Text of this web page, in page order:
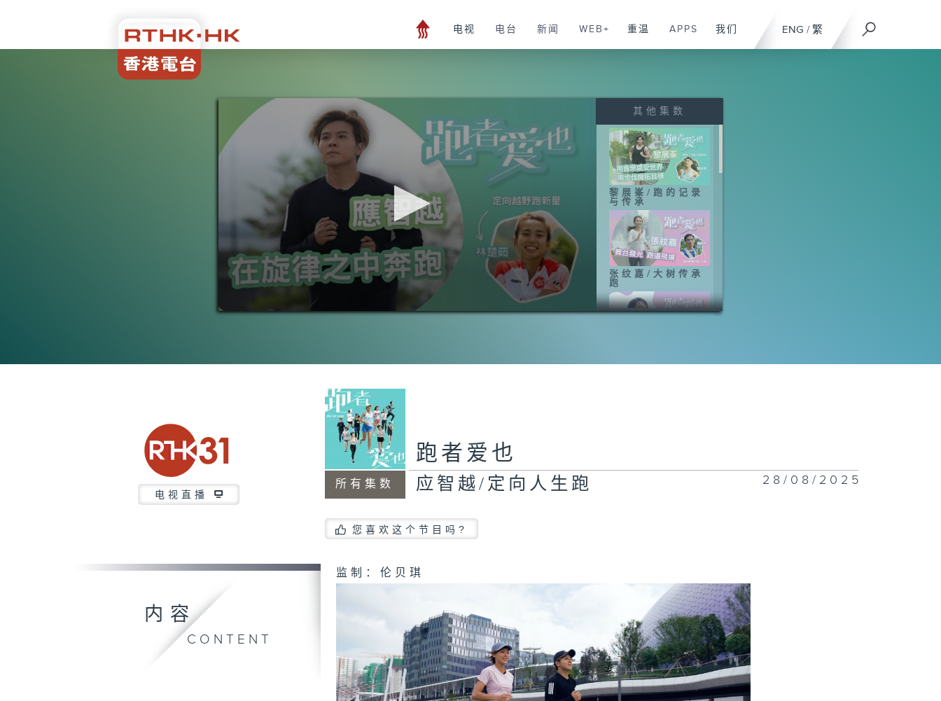
ENG / 繁
电视 电台 新闻 WEB+ 重温 APPS 我们
0
其他集数
黎展峯/跑的记录
与传承
张纹嘉/大树传承
跑
跑开始
曹星如/跑者背后
连诗雅/战神跑
电视直播
所有集数
跑者爱也
应智越/定向人生跑 28/08/2025
您喜欢这个节目吗?
内容
CONTENT
监制：伦贝琪